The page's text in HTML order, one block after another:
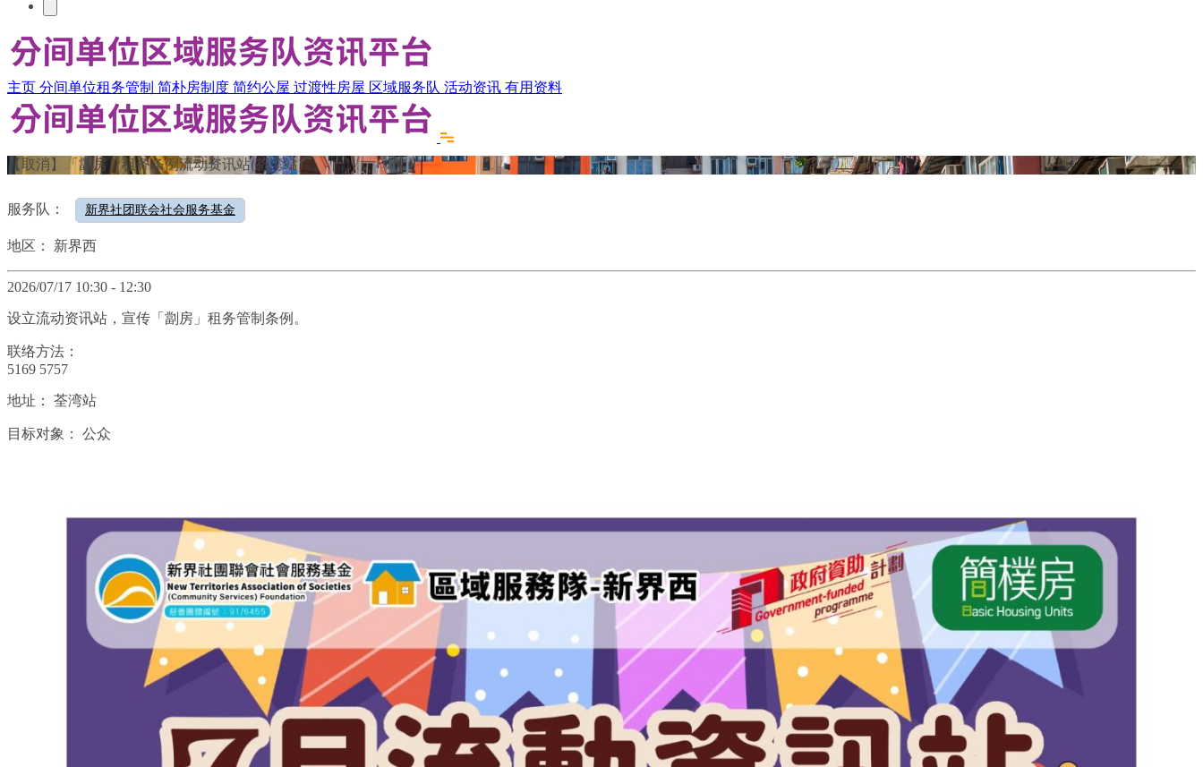
主页 分间单位租务管制 简朴房制度 简约公屋 过渡性房屋 区域服务队 活动资讯 有用资料
【取消】「劏房」租务条例流动资讯站(荃湾站)
服务队： 新界社团联会社会服务基金
地区： 新界西
2026/07/17 10:30 - 12:30
设立流动资讯站，宣传「劏房」租务管制条例。
联络方法：
5169 5757
地址： 荃湾站
目标对象： 公众